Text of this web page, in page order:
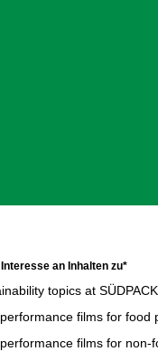
Interesse an Inhalten zu*
topics at SÜDPACK
films for food
films for non-